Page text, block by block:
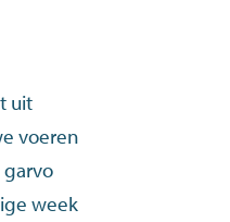
uit
voeren
garvo
week